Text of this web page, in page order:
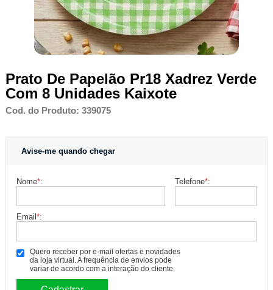
Prato De Papelão Pr18 Xadrez Verde
Com 8 Unidades Kaixote
Cod. do Produto: 339075
Avise-me quando chegar
Nome*: Telefone*:
Email*:
Quero receber por e-mail ofertas e novidades
da loja virtual. A frequência de envios pode
variar de acordo com a interação do cliente.